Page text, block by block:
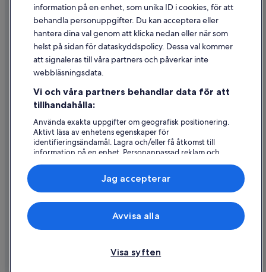
Juridisk information/Kontakta oss
Riktlinjer för innehåll och anmäla innehåll
Hjälp
Kontakta oss
Avboka eller ändra din bokning
Återbetalningsprocess och tidslinjer
Boka ett flyg med flygbolagskredit
Internationella resedokument
© 2026 Expedia, Inc., ett företag i Expedia Group. Med ensamrätt.
Expedia och Expedias logotyp är varumärken eller registrerade
information på en enhet, som unika ID i cookies, för att
behandla personuppgifter. Du kan acceptera eller
hantera dina val genom att klicka nedan eller när som
helst på sidan för dataskyddspolicy. Dessa val kommer
att signaleras till våra partners och påverkar inte
webbläsningsdata.
Vi och våra partners behandlar data för att
tillhandahålla:
Använda exakta uppgifter om geografisk positionering.
Aktivt läsa av enhetens egenskaper för
identifieringsändamål. Lagra och/eller få åtkomst till
information på en enhet. Personanpassad reklam och
innehåll, reklam- och innehållsmätning, forskning
Lista över partner (leverantörer)
Visa syften
Avvisa alla
Jag accepterar